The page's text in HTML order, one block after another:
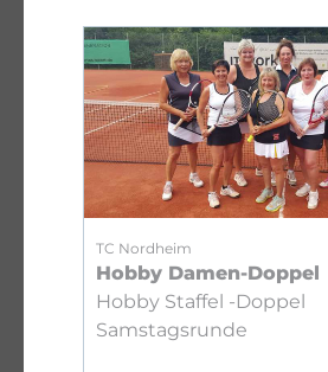
TC Nordheim
Hobby Damen-Doppel
Hobby Staffel -Doppel
Samstagsrunde